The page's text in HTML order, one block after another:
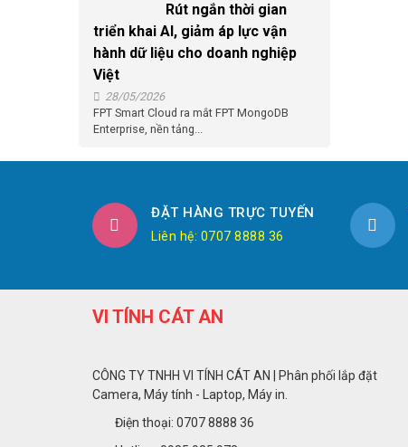
Rút ngắn thời gian
triển khai AI, giảm áp lực vận
hành dữ liệu cho doanh nghiệp
Việt
28/05/2026
FPT Smart Cloud ra mắt FPT MongoDB
Enterprise, nền tảng...
ĐẶT HÀNG TRỰC TUYẾN
Liên hệ: 0707 8888 36
VI TÍNH CÁT AN
CÔNG TY TNHH VI TÍNH CÁT AN | Phân phối lắp đặt
Camera, Máy tính - Laptop, Máy in.
Điện thoại: 0707 8888 36